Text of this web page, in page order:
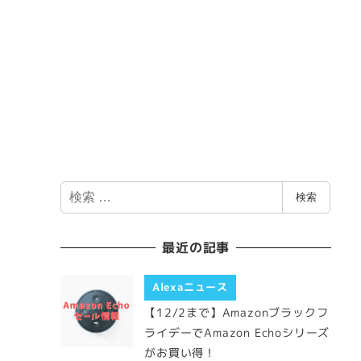
検
索
検索
最近の記事
Alexaニュース
【12/2まで】Amazonブラックフ
ライデーでAmazon Echoシリーズ
がお買い得！